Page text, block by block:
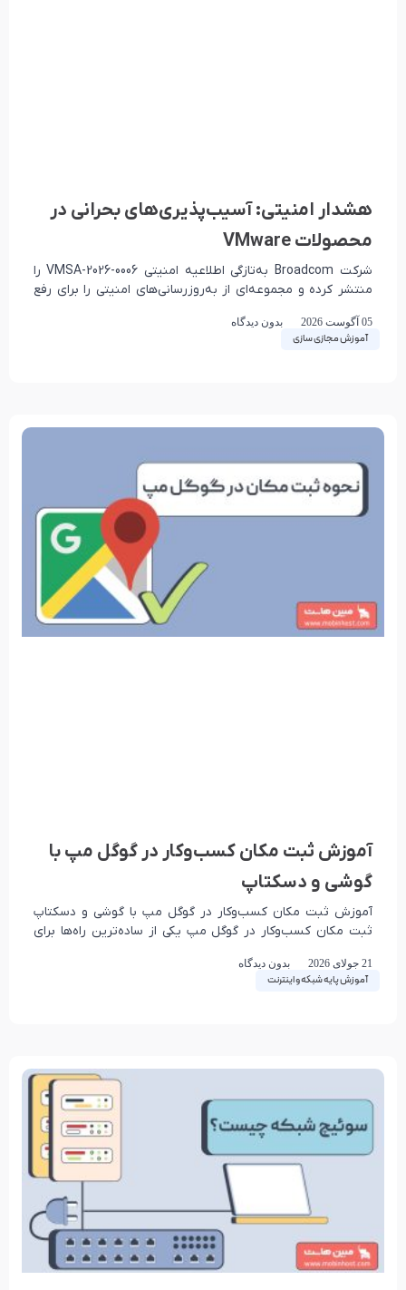
آموزش مجازی سازی
هشدار امنیتی: آسیب‌پذیری‌های بحرانی در
محصولات VMware
شرکت Broadcom به‌تازگی اطلاعیه امنیتی VMSA-2026-0006 را
منتشر کرده و مجموعه‌ای از به‌روزرسانی‌های امنیتی را برای رفع
05 آگوست 2026 بدون دیدگاه
آموزش پایه شبکه و اینترنت
آموزش ثبت مکان کسب­‌و­کار در گوگل مپ با
گوشی و دسکتاپ
آموزش ثبت مکان کسب­‌و­کار در گوگل مپ با گوشی و دسکتاپ
ثبت مکان کسب‌وکار در گوگل مپ یکی از ساده‌ترین راه‌ها برای
21 جولای 2026 بدون دیدگاه